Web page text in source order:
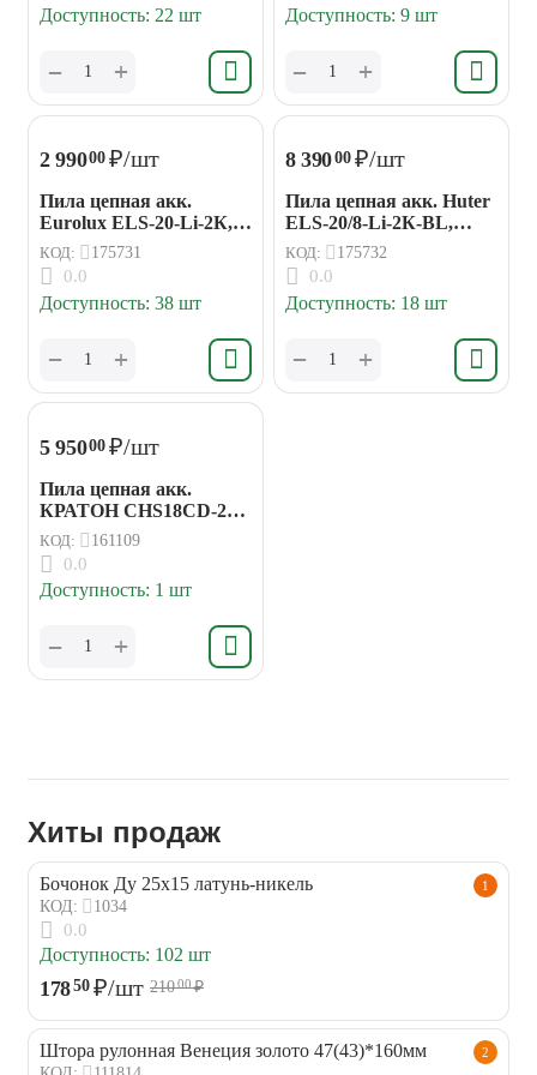
Доступность: 22 шт
+
−
Доступность: 9 шт
+
−
2 99000 ₽/шт
Пила цепная акк.
Eurolux ELS-20-Li-2К,
2*2Ач (20В, шина 15 см)
КОД: 175731
0.0
Доступность: 38 шт
+
−
8 39000 ₽/шт
Пила цепная акк. Huter
ELS-20/8-Li-2К-BL,
2*4Ач (20В, шина 20
см), кейс
КОД: 175732
0.0
Доступность: 18 шт
+
−
5 95000 ₽/шт
Пила цепная акк.
КРАТОН CHS18CD-250-
OFA 18В, без АКБ и ЗУ
КОД: 161109
0.0
Доступность: 1 шт
+
−
Хиты продаж
1
Бочонок Ду 25х15 латунь-никель
КОД: 1034
0.0
Доступность: 102 шт
17850 ₽/шт 210 00 ₽
2
Штора рулонная Венеция золото 47(43)*160мм